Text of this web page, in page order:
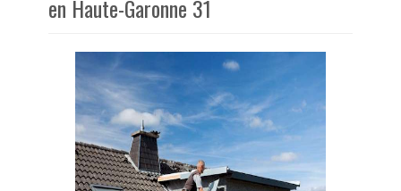
en Haute-Garonne 31